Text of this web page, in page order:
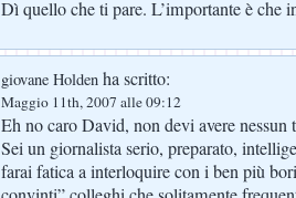
Dì quello che ti pare. L’importante è che
giovane Holden ha scritto:
Maggio 11th, 2007 alle 09:12
Eh no caro David, non devi avere nessun
Sei un giornalista serio, preparato,
farai fatica a interloquire con i ben più